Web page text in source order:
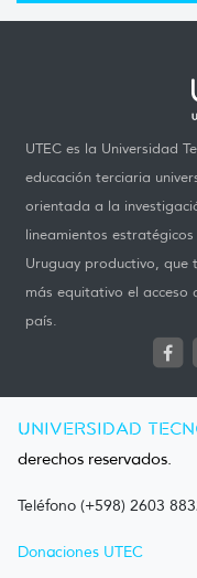
UTEC es la Universidad
educación terciaria
orientada a la
lineamientos
Uruguay productivo, que
más equitativo el
país.
UNIVERSIDAD
derechos reservados.
Teléfono (+598) 2603
Donaciones UTEC